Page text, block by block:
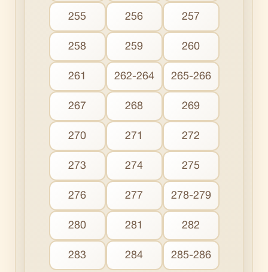
255 256 257
258 259 260
261 262-264 265-266
267 268 269
270 271 272
273 274 275
276 277 278-279
280 281 282
283 284 285-286